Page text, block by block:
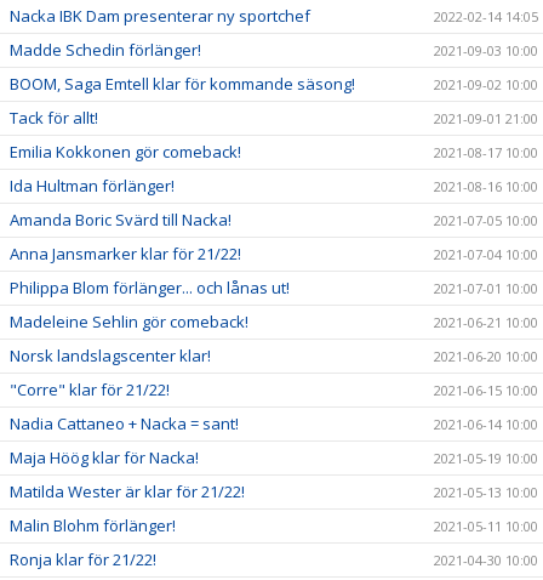
Nacka IBK Dam presenterar ny sportchef 2022-02-14 14:05
Madde Schedin förlänger! 2021-09-03 10:00
BOOM, Saga Emtell klar för kommande säsong! 2021-09-02 10:00
Tack för allt! 2021-09-01 21:00
Emilia Kokkonen gör comeback! 2021-08-17 10:00
Ida Hultman förlänger! 2021-08-16 10:00
Amanda Boric Svärd till Nacka! 2021-07-05 10:00
Anna Jansmarker klar för 21/22! 2021-07-04 10:00
Philippa Blom förlänger... och lånas ut! 2021-07-01 10:00
Madeleine Sehlin gör comeback! 2021-06-21 10:00
Norsk landslagscenter klar! 2021-06-20 10:00
"Corre" klar för 21/22! 2021-06-15 10:00
Nadia Cattaneo + Nacka = sant! 2021-06-14 10:00
Maja Höög klar för Nacka! 2021-05-19 10:00
Matilda Wester är klar för 21/22! 2021-05-13 10:00
Malin Blohm förlänger! 2021-05-11 10:00
Ronja klar för 21/22! 2021-04-30 10:00